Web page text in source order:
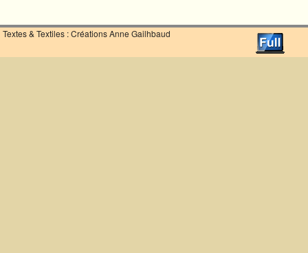
Textes & Textiles : Créations Anne Gailhbaud